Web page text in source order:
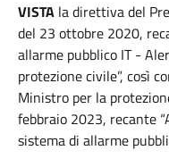
VISTA la direttiva del
del 23 ottobre 2020,
allarme pubblico IT -
protezione civile”, così
Ministro per la
febbraio 2023, recante
sistema di allarme